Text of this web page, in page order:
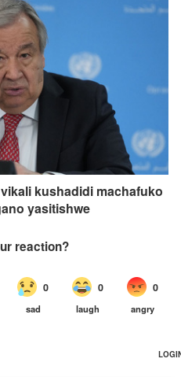
kushadidi machafuko
yasitishwe